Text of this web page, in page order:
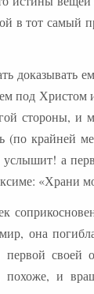
в тот самый
доказывать
Христом
стороны, и
(по крайней
а
«Храни
она
своей
и